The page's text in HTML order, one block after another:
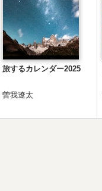
旅するカレンダー2025
曽我遼太